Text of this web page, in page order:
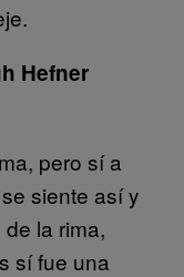
Hefner
pero sí a
siente así y
la rima,
sí fue una